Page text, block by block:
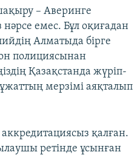
– Аверинге
емес. Бұл оқиғадан
Алматыда бірге
полициясынан
Қазақстанда жүріп-
мерзімі аяқталып
қалған.
ретінде ұсынған